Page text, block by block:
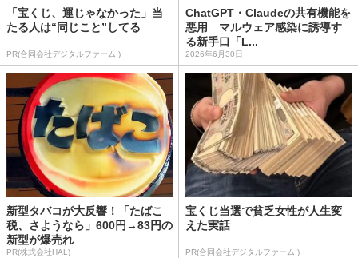
「宝くじ、運じゃなかった」当
たる人は“同じこと”してる
PR(合同会社デジタルファーム )
ChatGPT・Claudeの共有機能を
悪用 マルウェア感染に誘導す
る新手口「L...
2026年6月30日
新型タバコが大反響！「たばこ
税、さようなら」600円→83円の
新型が爆売れ
PR(株式会社HAL)
宝くじ当選で貧乏女性が人生変
えた実話
PR(合同会社デジタルファーム )